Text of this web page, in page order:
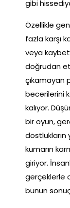
gibi
Özellikle
fazla karşı
veya
doğrudan
çıkamayan
becerilerini
kalıyor.
bir oyun,
kumarın
giriyor.
gerçeklerle
bunun